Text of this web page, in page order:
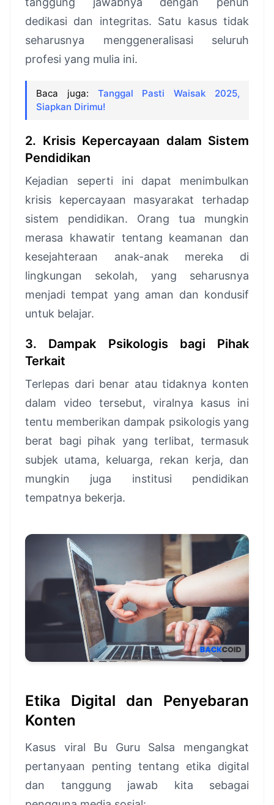
dedikasi dan integritas. Satu kasus tidak
seharusnya menggeneralisasi seluruh
profesi yang mulia ini.
Baca juga: Tanggal Pasti Waisak 2025,
Siapkan Dirimu!
2. Krisis Kepercayaan dalam Sistem
Pendidikan
Kejadian seperti ini dapat menimbulkan
krisis kepercayaan masyarakat terhadap
sistem pendidikan. Orang tua mungkin
merasa khawatir tentang keamanan dan
kesejahteraan anak-anak mereka di
lingkungan sekolah, yang seharusnya
menjadi tempat yang aman dan kondusif
untuk belajar.
3. Dampak Psikologis bagi Pihak
Terkait
Terlepas dari benar atau tidaknya konten
dalam video tersebut, viralnya kasus ini
tentu memberikan dampak psikologis yang
berat bagi pihak yang terlibat, termasuk
subjek utama, keluarga, rekan kerja, dan
mungkin juga institusi pendidikan
tempatnya bekerja.
Etika Digital dan Penyebaran
Konten
Kasus viral Bu Guru Salsa mengangkat
pertanyaan penting tentang etika digital
dan tanggung jawab kita sebagai